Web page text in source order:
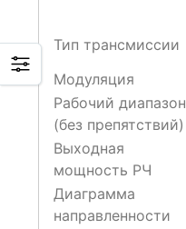
Тип трансмиссии
Модуляция
Рабочий диапазон
(без препятствий)
Выходная
мощность РЧ
Диаграмма
направленности